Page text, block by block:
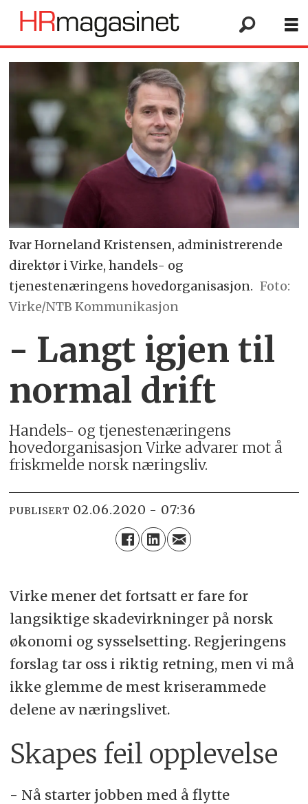
Ivar Horneland Kristensen, administrerende
direktør i Virke, handels- og
tjenestenæringens hovedorganisasjon. Foto:
Virke/NTB Kommunikasjon
- Langt igjen til
normal drift
Handels- og tjenestenæringens
hovedorganisasjon Virke advarer mot å
friskmelde norsk næringsliv.
PUBLISERT 02.06.2020 - 07:36
Virke mener det fortsatt er fare for
langsiktige skadevirkninger på norsk
økonomi og sysselsetting. Regjeringens
forslag tar oss i riktig retning, men vi må
ikke glemme de mest kriserammede
delene av næringslivet.
Skapes feil opplevelse
- Nå starter jobben med å flytte